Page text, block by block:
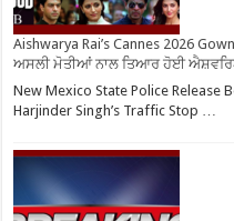
Aishwarya Rai’s Cannes 2026
ਅਸਲੀ ਮੋਤੀਆਂ ਨਾਲ ਤਿਆਰ ਹੋਈ
New Mexico State Police Release
Harjinder Singh’s Traffic Stop …